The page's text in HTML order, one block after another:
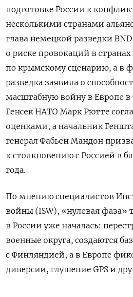
подготовке России к
несколькими странами
глава немецкой разведки
о риске провокаций в
по крымскому сценарию, а в
разведка заявила о
масштабную войну в Европе в
Генсек НАТО Марк Рютте
оценками, а начальник
генерал Фабьен Мандон
к столкновению с Россией в
года.
По мнению специалистов
войны (ISW), «нулевая фаза»
в России уже началась:
военные округа, создаются
с Финляндией, а в Европе
диверсии, глушение GPS и